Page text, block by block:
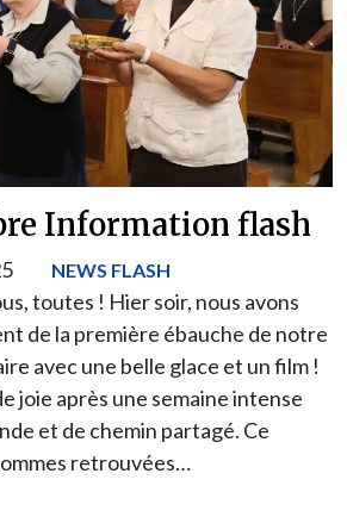
Information flash
NEWS FLASH
toutes ! Hier soir, nous avons
de la première ébauche de notre
avec une belle glace et un film !
joie après une semaine intense
et de chemin partagé. Ce
retrouvées…